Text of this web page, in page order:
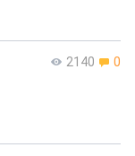
2140 0